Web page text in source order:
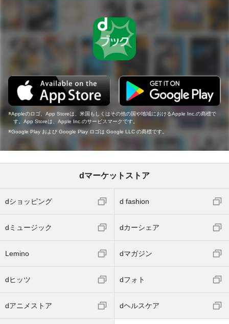
Appleのロゴ、App Storeは、米国もしくはその他の国や地域におけるApple Inc.の商標で
す。App Storeは、Apple Inc.のサービスマークです。
Google Play および Google Play ロゴは Google LLC の商標です。
dマーケットストア
dショッピング d fashion
dミュージック dカーシェア
Lemino dマガジン
dヒッツ dフォト
dアニメストア dヘルスケア